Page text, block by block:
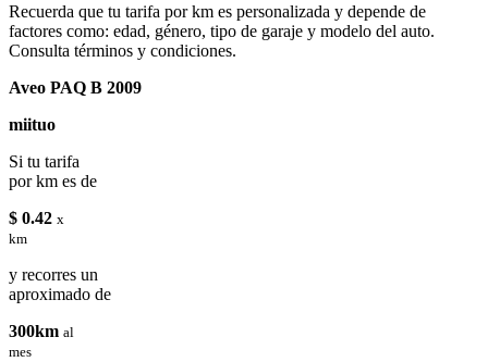
Recuerda que tu tarifa por km es personalizada y depende de
factores como: edad, género, tipo de garaje y modelo del auto.
Consulta términos y condiciones.
Aveo PAQ B 2009
miituo
Si tu tarifa
por km es de
$ 0.42 x
km
y recorres un
aproximado de
300km al
mes